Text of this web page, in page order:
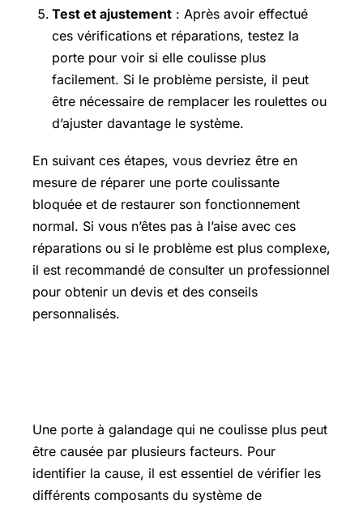
Test et ajustement : Après avoir effectué
ces vérifications et réparations, testez la
porte pour voir si elle coulisse plus
facilement. Si le problème persiste, il peut
être nécessaire de remplacer les roulettes ou
d’ajuster davantage le système.
En suivant ces étapes, vous devriez être en
mesure de réparer une porte coulissante
bloquée et de restaurer son fonctionnement
normal. Si vous n’êtes pas à l’aise avec ces
réparations ou si le problème est plus complexe,
il est recommandé de consulter un professionnel
pour obtenir un devis et des conseils
personnalisés.
Une porte à galandage qui ne coulisse plus peut
être causée par plusieurs facteurs. Pour
identifier la cause, il est essentiel de vérifier les
différents composants du système de